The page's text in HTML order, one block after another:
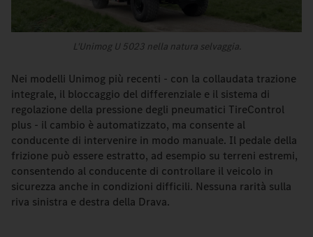
L'Unimog U 5023 nella natura selvaggia.
Nei modelli Unimog più recenti - con la collaudata trazione
integrale, il bloccaggio del differenziale e il sistema di
regolazione della pressione degli pneumatici TireControl
plus - il cambio è automatizzato, ma consente al
conducente di intervenire in modo manuale. Il pedale della
frizione può essere estratto, ad esempio su terreni estremi,
consentendo al conducente di controllare il veicolo in
sicurezza anche in condizioni difficili. Nessuna rarità sulla
riva sinistra e destra della Drava.